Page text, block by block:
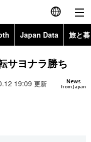
English
简体字
繁體字
Japan Data 旅と
Topics
Images
ヨナラ勝ち
News
from Japan
19:09 更新